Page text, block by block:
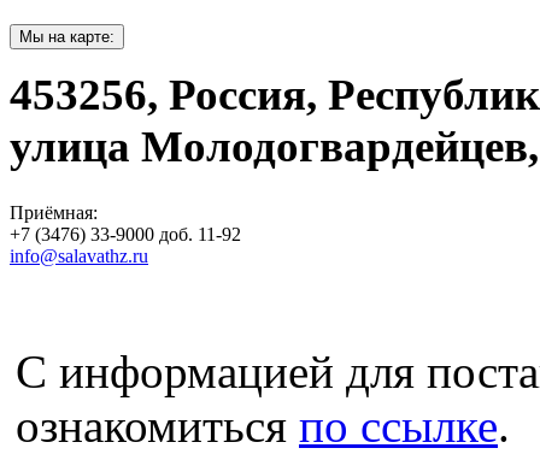
Мы на карте:
453256, Россия,
улица
Приёмная:
+7 (3476) 33-9000 доб. 11-92
info@salavathz.ru
С информацией для
ознакомиться по ссылке.